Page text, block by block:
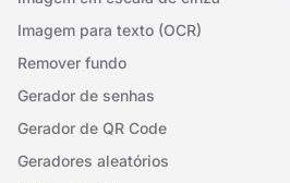
Imagem para texto (OCR)
Remover fundo
Gerador de senhas
Gerador de QR Code
Geradores aleatórios